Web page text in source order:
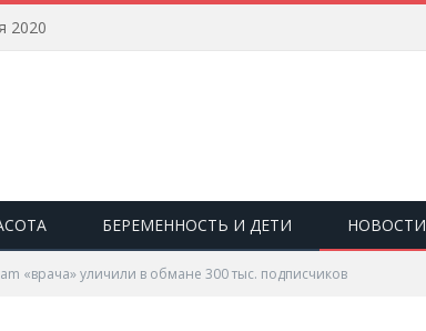
2020
БЕРЕМЕННОСТЬ И ДЕТИ НОВОСТИ
«врача» уличили в обмане 300 тыс. подписчиков